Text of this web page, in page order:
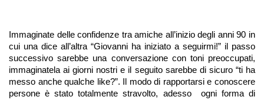
Immaginate delle confidenze tra amiche all’inizio degli anni 90 in
cui una dice all’altra “Giovanni ha iniziato a seguirmi!” il passo
successivo sarebbe una conversazione con toni preoccupati,
immaginatela ai giorni nostri e il seguito sarebbe di sicuro “ti ha
messo anche qualche like?”. Il modo di rapportarsi e conoscere
persone è stato totalmente stravolto, adesso  ogni forma di